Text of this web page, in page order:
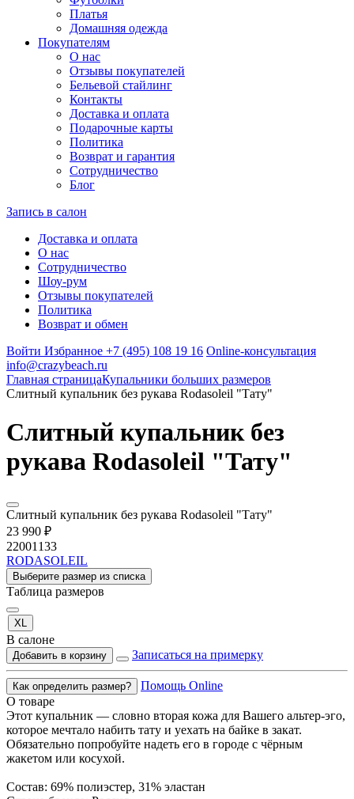
Платья
Домашняя одежда
Покупателям
О нас
Отзывы покупателей
Бельевой стайлинг
Контакты
Доставка и оплата
Подарочные карты
Политика
Возврат и гарантия
Сотрудничество
Блог
Запись в салон
Доставка и оплата
О нас
Сотрудничество
Шоу-рум
Отзывы покупателей
Политика
Возврат и обмен
Войти Избранное +7 (495) 108 19 16 Online-консультация
info@crazybeach.ru
Главная страницаКупальники больших размеров
Слитный купальник без рукава Rodasoleil "Тату"
Слитный купальник без
рукава Rodasoleil "Тату"
Слитный купальник без рукава Rodasoleil "Тату"
23 990 ₽
22001133
RODASOLEIL
Выберите размер из списка
Таблица размеров
XL
В салоне
Добавить в корзину Записаться на примерку
Как определить размер?
Помощь Online
О товаре
Этот купальник — словно вторая кожа для Вашего альтер-эго,
которое мечтало набить тату и уехать на байке в закат.
Обязательно попробуйте надеть его в городе с чёрным
жакетом или косухой.
Состав: 69% полиэстер, 31% эластан